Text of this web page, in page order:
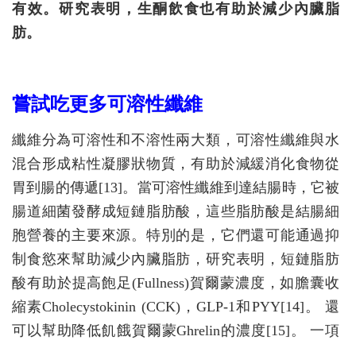
有效。研究表明，生酮飲食也有助於減少內臟脂
肪。
嘗試吃更多可溶性纖維
纖維分為可溶性和不溶性兩大類，可溶性纖維與水
混合形成粘性凝膠狀物質，有助於減緩消化食物從
胃到腸的傳遞[13]。當可溶性纖維到達結腸時，它被
腸道細菌發酵成短鏈脂肪酸，這些脂肪酸是結腸細
胞營養的主要來源。特別的是，它們還可能通過抑
制食慾來幫助減少內臟脂肪，研究表明，短鏈脂肪
酸有助於提高飽足(Fullness)賀爾蒙濃度，如膽囊收
縮素Cholecystokinin (CCK)，GLP-1和PYY[14]。 還
可以幫助降低飢餓賀爾蒙Ghrelin的濃度[15]。 一項